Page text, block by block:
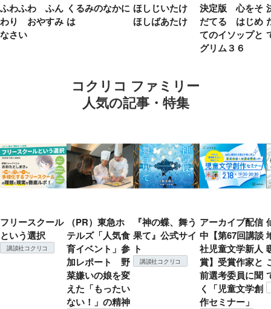
ふわふわ ふん
わり おやすみ
なさい
くるみのなかに
は
ほしじいたけ
ほしばあたけ
決定版 心をそ
だてる はじめ
てのイソップと
グリム３６
コクリコ ファミリー
人気の記事・特集
フリースクール
という選択
講談社コクリコ
（PR）東急ホ
テルズ「人気食
育イベント」参
加レポート 野
菜嫌いの娘を変
えた「もったい
ない！」の精神
『神の蝶、舞う
果て』公式サイ
ト
講談社コクリコ
アーカイブ配信
中【第67回講談
社児童文学新人
賞】受賞作家と
前選考委員に聞
く「児童文学創
作セミナー」